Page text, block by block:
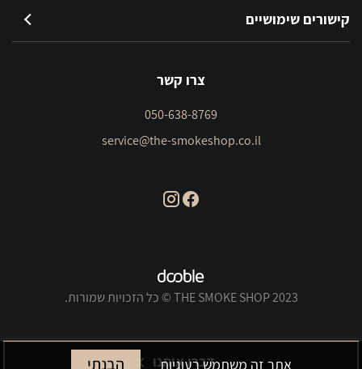
דברו איתנו
קישורים שימושיים
צרו קשר
050-638-8769
service@the-smokeshop.co.il
THE SMOKE SHOP 2023 © כל הזכויות שמורות.
אתר זה משתמש בעוגיות הבנתי